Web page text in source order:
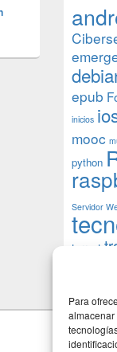
Para
almacenar
epub
inicios
mooc
python
Servidor
torrent